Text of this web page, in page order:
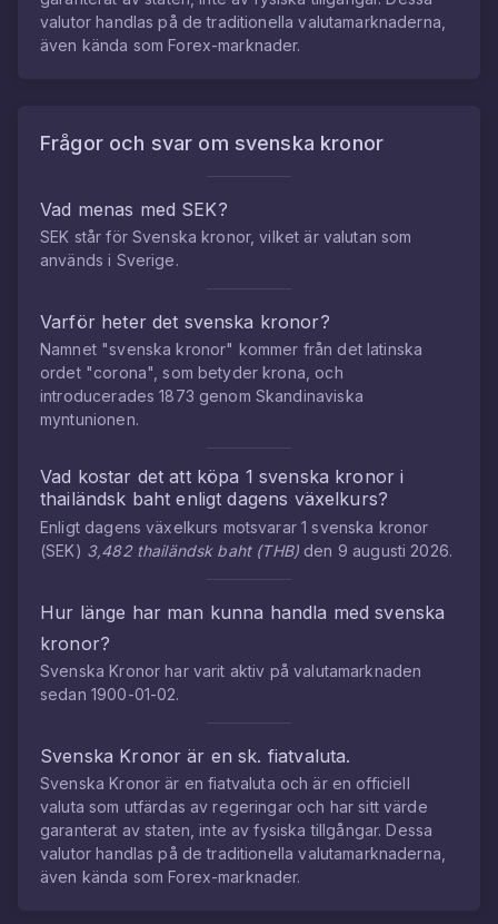
valutor handlas på de traditionella valutamarknaderna,
även kända som Forex-marknader.
Frågor och svar om svenska kronor
Vad menas med SEK?
SEK står för Svenska kronor, vilket är valutan som
används i Sverige.
Varför heter det svenska kronor?
Namnet "svenska kronor" kommer från det latinska
ordet "corona", som betyder krona, och
introducerades 1873 genom Skandinaviska
myntunionen.
Vad kostar det att köpa 1 svenska kronor i
thailändsk baht enligt dagens växelkurs?
Enligt dagens växelkurs motsvarar1 svenska kronor
(SEK) 3,482 thailändsk baht(THB) den 9 augusti 2026.
Hur länge har man kunna handla medsvenska
kronor?
Svenska Kronor har varit aktiv på valutamarknaden
sedan 1900-01-02.
Svenska Kronor är en sk. fiatvaluta.
Svenska Kronor är en fiatvaluta och är en officiell
valuta som utfärdas av regeringar och har sitt värde
garanterat av staten, inte av fysiska tillgångar. Dessa
valutor handlas på de traditionella valutamarknaderna,
även kända som Forex-marknader.